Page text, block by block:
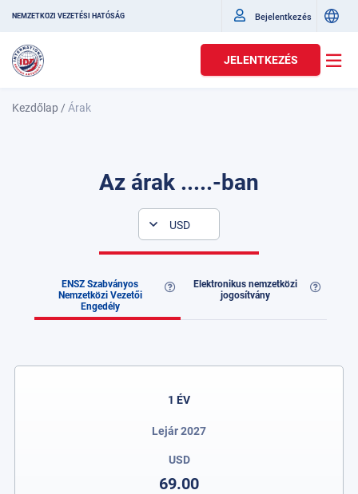
NEMZETKÖZI VEZETÉSI HATÓSÁG Bejelentkezés
JELENTKEZÉS
Kezdőlap /Árak
Az árak .....-ban
USD
ENSZ Szabványos
Nemzetközi Vezetői
Engedély
Elektronikus nemzetközi
jogosítvány
1 ÉV
Lejár 2027
USD
69.00